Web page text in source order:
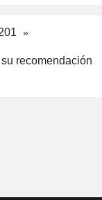
recomendación